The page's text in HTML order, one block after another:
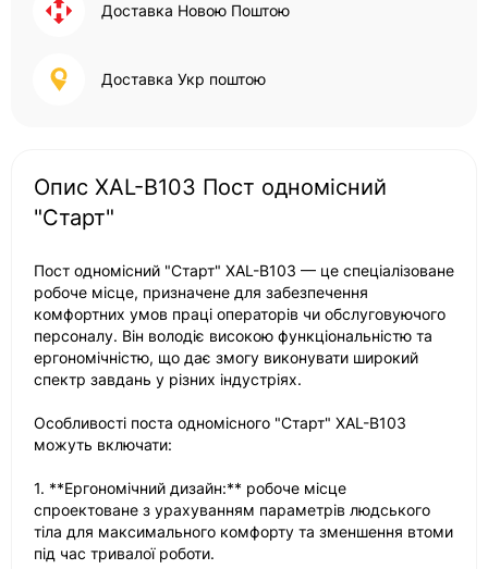
Доставка Новою Поштою
Доставка Укр поштою
Опис XAL-B103 Пост одномісний
"Старт"
Пост одномісний "Старт" XAL-B103 — це спеціалізоване
робоче місце, призначене для забезпечення
комфортних умов праці операторів чи обслуговуючого
персоналу. Він володіє високою функціональністю та
ергономічністю, що дає змогу виконувати широкий
спектр завдань у різних індустріях.
Особливості поста одномісного "Старт" XAL-B103
можуть включати:
1. **Ергономічний дизайн:** робоче місце
спроектоване з урахуванням параметрів людського
тіла для максимального комфорту та зменшення втоми
під час тривалої роботи.